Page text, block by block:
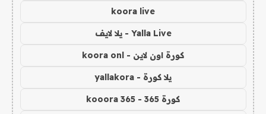
koora live
Yalla Live - يلا لايف
كورة اون لاين - koora onl
يلا كورة - yallakora
كورة 365 - kooora 365